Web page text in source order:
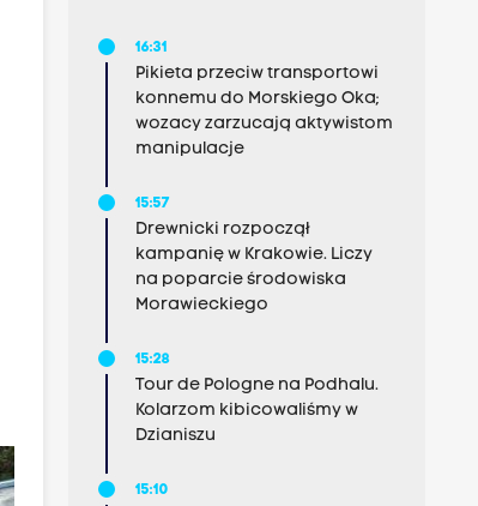
16:31
Pikieta przeciw transportowi
konnemu do Morskiego Oka;
wozacy zarzucają aktywistom
manipulacje
15:57
Drewnicki rozpoczął
kampanię w Krakowie. Liczy
na poparcie środowiska
Morawieckiego
15:28
Tour de Pologne na Podhalu.
Kolarzom kibicowaliśmy w
Dzianiszu
15:10